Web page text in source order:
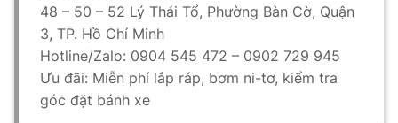
48 – 50 – 52 Lý Thái Tổ, Phường Bàn Cờ, Quận
3, TP. Hồ Chí Minh
Hotline/Zalo: 0904 545 472 – 0902 729 945
Ưu đãi: Miễn phí lắp ráp, bơm ni-tơ, kiểm tra
góc đặt bánh xe